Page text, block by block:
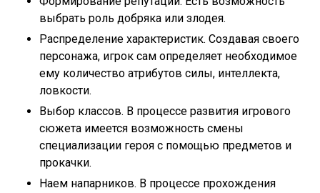
выбрать роль добряка или злодея.
Распределение характеристик. Создавая своего
персонажа, игрок сам определяет необходимое
ему количество атрибутов силы, интеллекта,
ловкости.
Выбор классов. В процессе развития игрового
сюжета имеется возможность смены
специализации героя с помощью предметов и
прокачки.
Наем напарников. В процессе прохождения